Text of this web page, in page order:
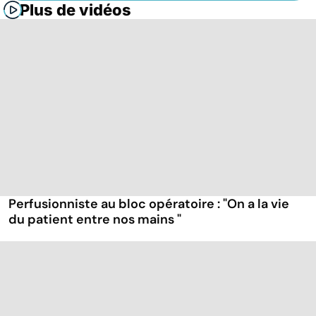
Plus de vidéos
Perfusionniste au bloc opératoire : "On a la vie
du patient entre nos mains "